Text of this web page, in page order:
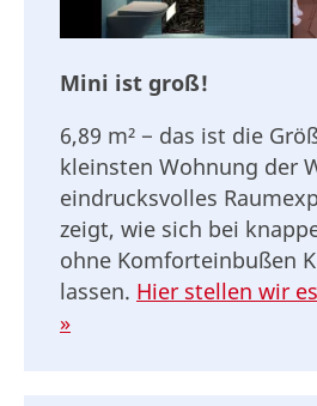
Mini ist groß!
6,89 m² − das ist die
kleinsten Wohnung der
eindrucksvolles
zeigt, wie sich bei
ohne Komforteinbußen
lassen. Hier stellen wir
»